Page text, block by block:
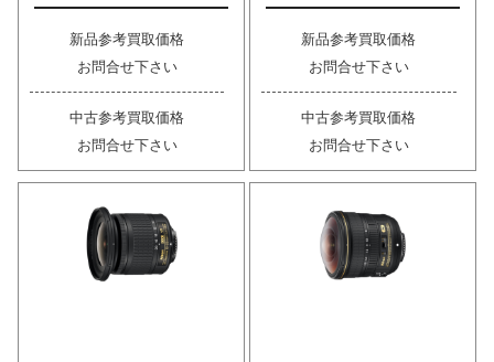
新品参考買取価格
お問合せ下さい
中古参考買取価格
お問合せ下さい
新品参考買取価格
お問合せ下さい
中古参考買取価格
お問合せ下さい